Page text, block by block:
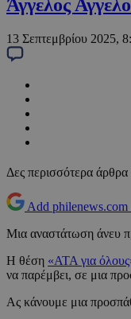
Άγγελος
13 Σεπτεμβρίου 2025,
Δες περισσότερα
Add
Μια αναστάτωση άνευ
Η θέση «ΑΤΑ για
να παρέμβει, σε μια
Ας κάνουμε μια